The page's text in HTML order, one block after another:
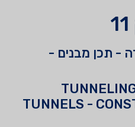
- תכן מבנים -
TUNNELS -